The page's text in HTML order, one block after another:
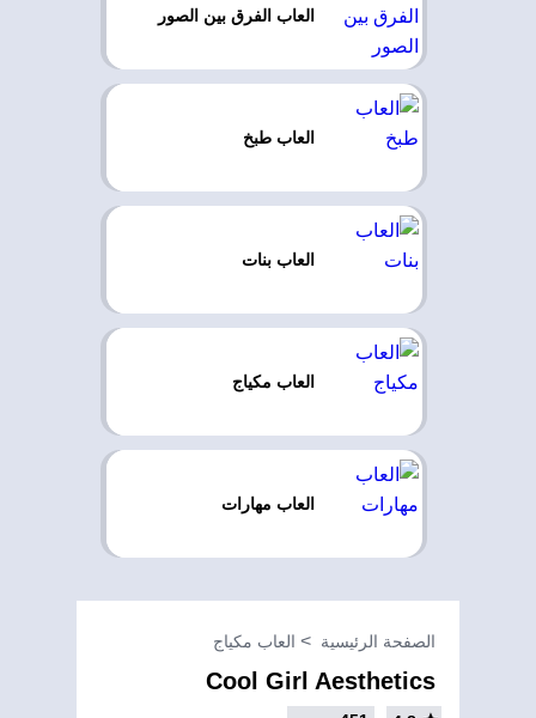
العاب الفرق بين الصور
العاب طبخ
العاب بنات
العاب مكياج
العاب مهارات
الصفحة الرئيسية العاب مكياج
Cool Girl Aesthetics